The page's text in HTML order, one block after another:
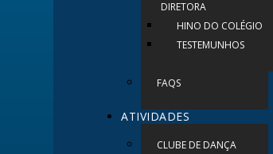
DIRETORA
HINO DO COLÉGIO
TESTEMUNHOS
FAQS
ATIVIDADES
CLUBE DE DANÇA